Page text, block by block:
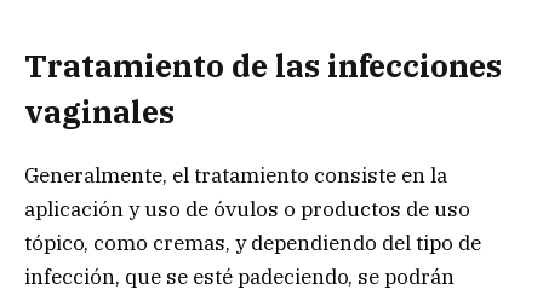
Tratamiento de las infecciones
vaginales
Generalmente, el tratamiento consiste en la
aplicación y uso de óvulos o productos de uso
tópico, como cremas, y dependiendo del tipo de
infección, que se esté padeciendo, se podrán